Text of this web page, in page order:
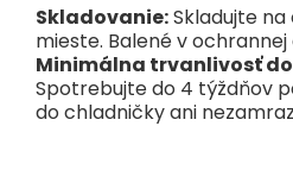
Skladovanie:Skladujte
mieste. Balené v
Minimálna trvanlivosť
Spotrebujte do 4 týždňov
do chladničky ani